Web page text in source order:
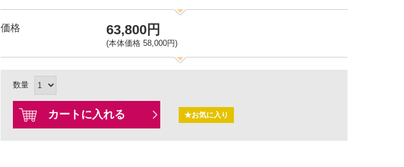
価格 63,800円
(本体価格 58,000円)
数量
カートに入れる ★お気に入り